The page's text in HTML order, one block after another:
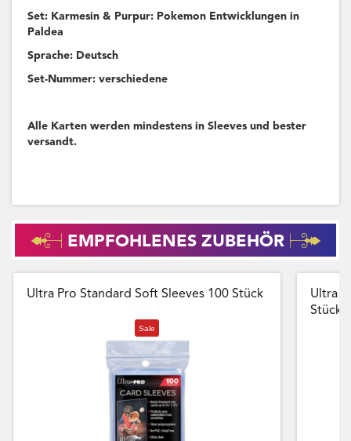
Set: Karmesin & Purpur: Pokemon Entwicklungen in
Paldea
Sprache: Deutsch
Set-Nummer: verschiedene
Alle Karten werden mindestens in Sleeves und bester
versandt.
EMPFOHLENES ZUBEHÖR
Ultra Pro Standard Soft Sleeves 100 Stück
Sale
Ultra
Stück